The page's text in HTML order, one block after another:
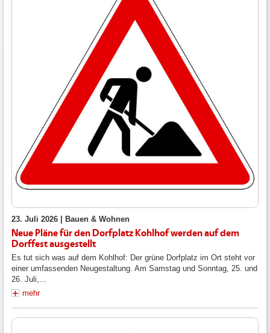
23. Juli 2026 | Bauen & Wohnen
Neue Pläne für den Dorfplatz Kohlhof werden auf dem
Dorffest ausgestellt
Es tut sich was auf dem Kohlhof: Der grüne Dorfplatz im Ort steht vor
einer umfassenden Neugestaltung. Am Samstag und Sonntag, 25. und
26. Juli,...
mehr